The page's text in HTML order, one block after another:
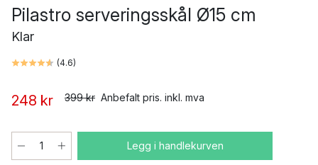
Pilastro serveringsskål Ø15 cm
Klar
(4.6)
248 kr 399 kr Anbefalt pris. inkl. mva
Legg i handlekurven